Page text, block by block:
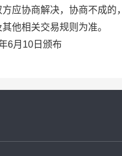
应协商解决，协商不成
他相关交易规则为准。
6月10日颁布